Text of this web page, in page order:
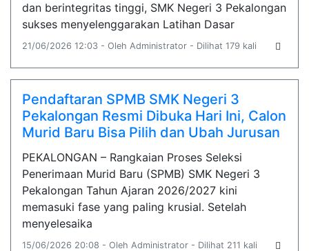
dan berintegritas tinggi, SMK Negeri 3 Pekalongan
sukses menyelenggarakan Latihan Dasar
21/06/2026 12:03 - Oleh Administrator - Dilihat 179 kali
Pendaftaran SPMB SMK Negeri 3
Pekalongan Resmi Dibuka Hari Ini, Calon
Murid Baru Bisa Pilih dan Ubah Jurusan
PEKALONGAN – Rangkaian Proses Seleksi
Penerimaan Murid Baru (SPMB) SMK Negeri 3
Pekalongan Tahun Ajaran 2026/2027 kini
memasuki fase yang paling krusial. Setelah
menyelesaika
15/06/2026 20:08 - Oleh Administrator - Dilihat 211 kali